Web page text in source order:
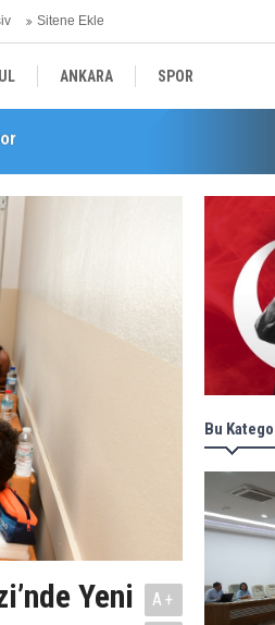
Sitene Ekle
ANKARA SPOR
Yeni
A+
Bu